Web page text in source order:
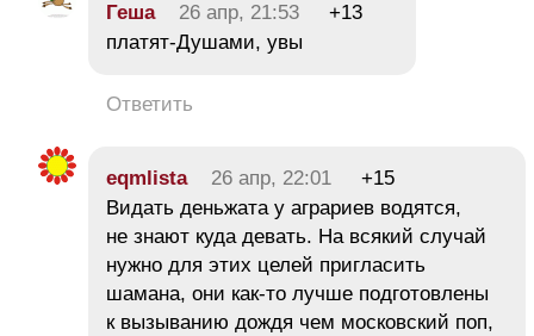
Геша 26 апр, 21:53
+13
платят-Душами, увы
Ответить
eqmlista 26 апр, 22:01
+15
Видать деньжата у аграриев водятся,
не знают куда девать. На всякий случай
нужно для этих целей пригласить
шамана, они как-то лучше подготовлены
к вызыванию дождя чем московский поп,